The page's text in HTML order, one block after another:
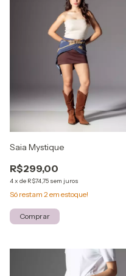
Saia Mystique
R$299,00
4x de R$74,75 sem juros
Só restam 2em estoque!
Comprar